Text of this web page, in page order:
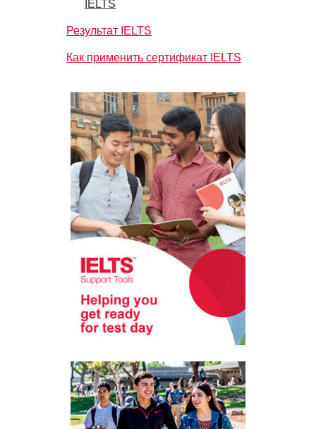
IELTS
Результат IELTS
Как применить сертификат IELTS